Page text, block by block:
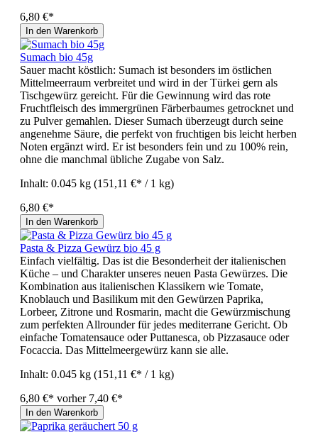
6,80 €*
In den Warenkorb
Sumach bio 45g
Sauer macht köstlich: Sumach ist besonders im östlichen
Mittelmeerraum verbreitet und wird in der Türkei gern als
Tischgewürz gereicht. Für die Gewinnung wird das rote
Fruchtfleisch des immergrünen Färberbaumes getrocknet und
zu Pulver gemahlen. Dieser Sumach überzeugt durch seine
angenehme Säure, die perfekt von fruchtigen bis leicht herben
Noten ergänzt wird. Er ist besonders fein und zu 100% rein,
ohne die manchmal übliche Zugabe von Salz.
Inhalt: 0.045 kg (151,11 €* / 1 kg)
6,80 €*
In den Warenkorb
Pasta & Pizza Gewürz bio 45 g
Einfach vielfältig. Das ist die Besonderheit der italienischen
Küche – und Charakter unseres neuen Pasta Gewürzes. Die
Kombination aus italienischen Klassikern wie Tomate,
Knoblauch und Basilikum mit den Gewürzen Paprika,
Lorbeer, Zitrone und Rosmarin, macht die Gewürzmischung
zum perfekten Allrounder für jedes mediterrane Gericht. Ob
einfache Tomatensauce oder Puttanesca, ob Pizzasauce oder
Focaccia. Das Mittelmeergewürz kann sie alle.
Inhalt: 0.045 kg (151,11 €* / 1 kg)
6,80 €* vorher 7,40 €*
In den Warenkorb